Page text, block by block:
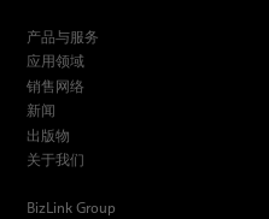
产品与服务
应用领域
销售网络
新闻
出版物
关于我们
BizLink Group